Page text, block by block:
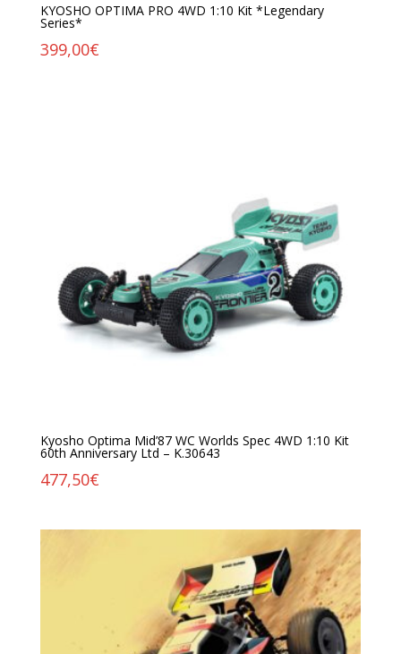
KYOSHO OPTIMA PRO 4WD 1:10 Kit *Legendary
Series*
399,00€
Kyosho Optima Mid’87 WC Worlds Spec 4WD 1:10 Kit
60th Anniversary Ltd – K.30643
477,50€